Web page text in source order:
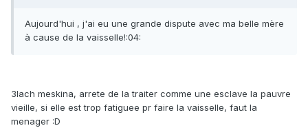
Aujourd'hui , j'ai eu une grande dispute avec ma belle mère
à cause de la vaisselle!:04:
3lach meskina, arrete de la traiter comme une esclave la pauvre
vieille, si elle est trop fatiguee pr faire la vaisselle, faut la
menager :D